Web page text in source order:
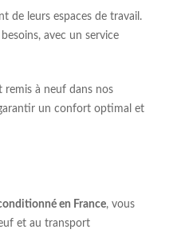
de leurs espaces de travail.
avec un service
à neuf dans nos
un confort optimal et
en France, vous
et au transport